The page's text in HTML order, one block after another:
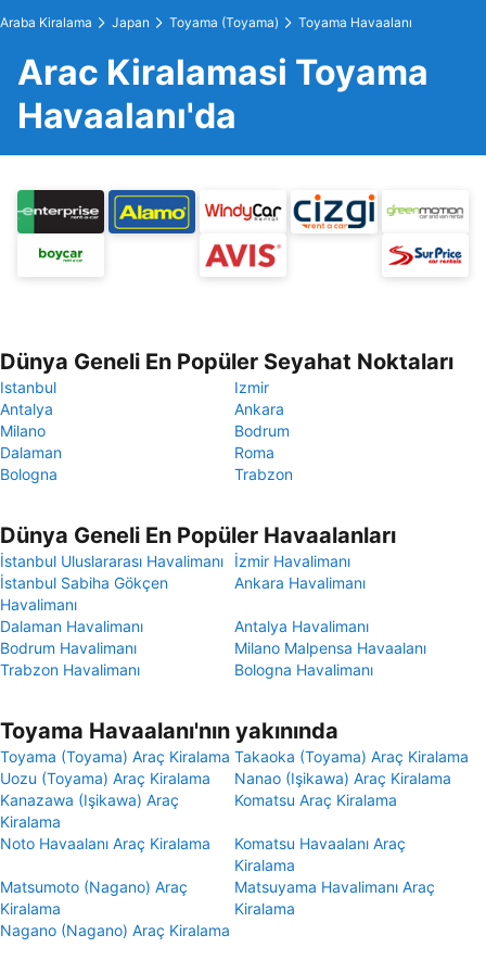
Araba Kiralama Japan Toyama (Toyama) Toyama Havaalanı
Arac Kiralamasi Toyama
Havaalanı'da
Dünya Geneli En Popüler Seyahat Noktaları
Istanbul
Izmir
Antalya
Ankara
Milano
Bodrum
Dalaman
Roma
Bologna
Trabzon
Dünya Geneli En Popüler Havaalanları
İstanbul Uluslararası Havalimanı
İzmir Havalimanı
İstanbul Sabiha Gökçen
Havalimanı
Ankara Havalimanı
Dalaman Havalimanı
Antalya Havalimanı
Bodrum Havalimanı
Milano Malpensa Havaalanı
Trabzon Havalimanı
Bologna Havalimanı
Toyama Havaalanı'nın yakınında
Toyama (Toyama) Araç Kiralama Takaoka (Toyama) Araç Kiralama
Uozu (Toyama) Araç Kiralama
Nanao (Işikawa) Araç Kiralama
Kanazawa (Işikawa) Araç
Kiralama
Komatsu Araç Kiralama
Noto Havaalanı Araç Kiralama
Komatsu Havaalanı Araç
Kiralama
Matsumoto (Nagano) Araç
Kiralama
Matsuyama Havalimanı Araç
Kiralama
Nagano (Nagano) Araç Kiralama